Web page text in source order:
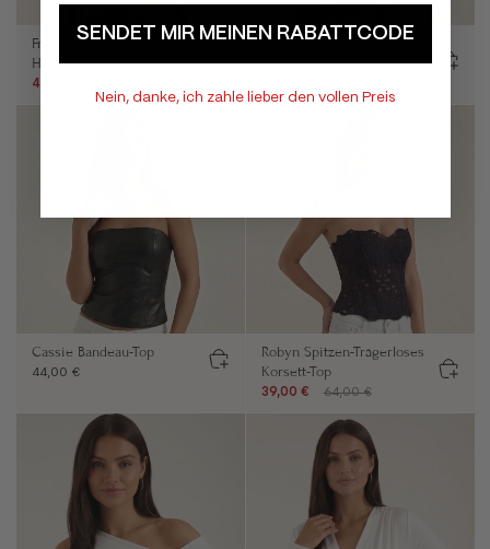
Freya Korsett-Top mit
Herzausschnitt
44,00 €
Francine Häkel-Top mit
Neckholder-Ausschnitt
Cassie Bandeau-Top
44,00 €
Robyn Spitzen-Trägerloses
Korsett-Top
39,00 € 64,00 €
SENDET MIR MEINEN RABATTCODE
Nein, danke, ich zahle lieber den vollen Preis